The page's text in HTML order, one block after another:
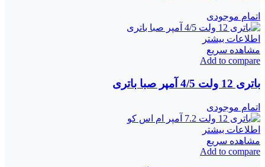
اتمام موجودی
اطلاعات بیشتر
مشاهده سریع
Add to compare
باتری 12 ولت 4/5 آمپر صبا باتری
اتمام موجودی
اطلاعات بیشتر
مشاهده سریع
Add to compare